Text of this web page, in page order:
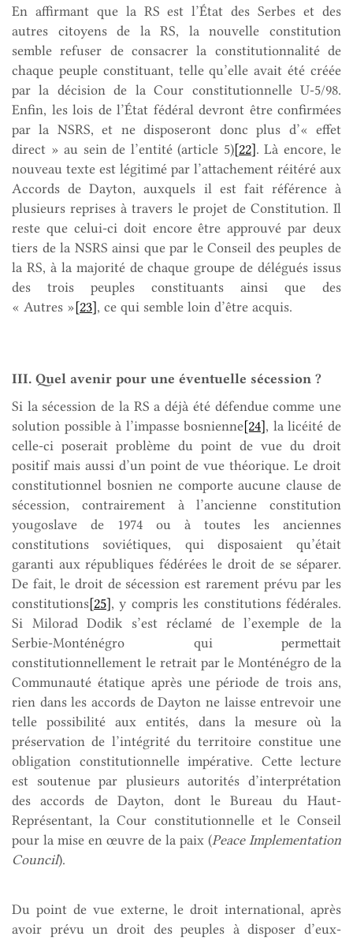
En affirmant que la RS est l’État des Serbes et des
autres citoyens de la RS, la nouvelle constitution
semble refuser de consacrer la constitutionnalité de
chaque peuple constituant, telle qu’elle avait été créée
par la décision de la Cour constitutionnelle U-5/98.
Enfin, les lois de l’État fédéral devront être confirmées
par la NSRS, et ne disposeront donc plus d’« effet
direct » au sein de l’entité (article 5)[22]. Là encore, le
nouveau texte est légitimé par l’attachement réitéré aux
Accords de Dayton, auxquels il est fait référence à
plusieurs reprises à travers le projet de Constitution. Il
reste que celui-ci doit encore être approuvé par deux
tiers de la NSRS ainsi que par le Conseil des peuples de
la RS, à la majorité de chaque groupe de délégués issus
des trois peuples constituants ainsi que des
« Autres »[23], ce qui semble loin d’être acquis.
III. Quel avenir pour une éventuelle sécession ?
Si la sécession de la RS a déjà été défendue comme une
solution possible à l’impasse bosnienne[24], la licéité de
celle-ci poserait problème du point de vue du droit
positif mais aussi d’un point de vue théorique. Le droit
constitutionnel bosnien ne comporte aucune clause de
sécession, contrairement à l’ancienne constitution
yougoslave de 1974 ou à toutes les anciennes
constitutions soviétiques, qui disposaient qu’était
garanti aux républiques fédérées le droit de se séparer.
De fait, le droit de sécession est rarement prévu par les
constitutions[25], y compris les constitutions fédérales.
Si Milorad Dodik s’est réclamé de l’exemple de la
Serbie-Monténégro qui permettait
constitutionnellement le retrait par le Monténégro de la
Communauté étatique après une période de trois ans,
rien dans les accords de Dayton ne laisse entrevoir une
telle possibilité aux entités, dans la mesure où la
préservation de l’intégrité du territoire constitue une
obligation constitutionnelle impérative. Cette lecture
est soutenue par plusieurs autorités d’interprétation
des accords de Dayton, dont le Bureau du Haut-
Représentant, la Cour constitutionnelle et le Conseil
pour la mise en œuvre de la paix (Peace Implementation
Council).
Du point de vue externe, le droit international, après
avoir prévu un droit des peuples à disposer d’eux-